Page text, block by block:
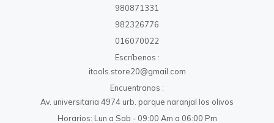
980871331
982326776
016070022
Escríbenos
itools.store20@gmail.com
Encuentranos
Av. universitaria 4974 urb. parque naranjal los olivos
Horarios: Lun a Sab - 09:00 Am a 06:00 Pm